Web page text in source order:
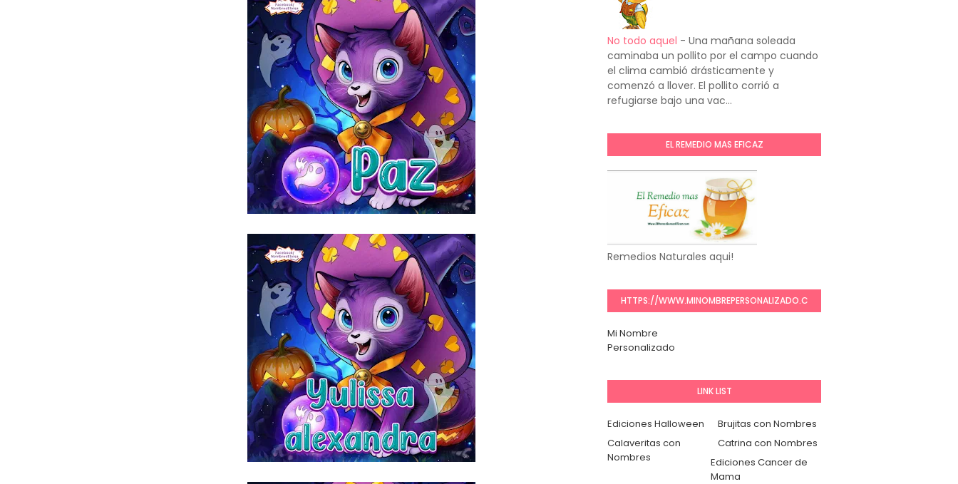
No todo aquel - Una mañana soleada
caminaba un pollito por el campo cuando
el clima cambió drásticamente y
comenzó a llover. El pollito corrió a
refugiarse bajo una vac...
EL REMEDIO MAS EFICAZ
Remedios Naturales aqui!
HTTPS://WWW.MINOMBREPERSONALIZADO.C
Mi Nombre
Personalizado
LINK LIST
Ediciones Halloween
Brujitas con Nombres
Calaveritas con
Nombres
Catrina con Nombres
Ediciones Cancer de
Mama